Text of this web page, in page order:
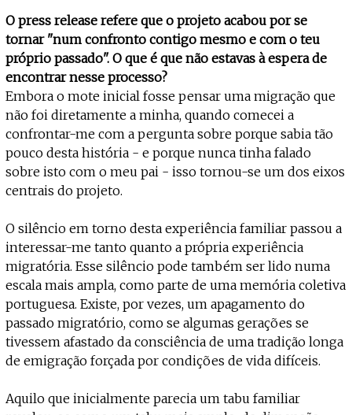
O press release refere que o projeto acabou por se
tornar "num confronto contigo mesmo e com o teu
próprio passado". O que é que não estavas à espera de
encontrar nesse processo?
Embora o mote inicial fosse pensar uma migração que
não foi diretamente a minha, quando comecei a
confrontar-me com a pergunta sobre porque sabia tão
pouco desta história - e porque nunca tinha falado
sobre isto com o meu pai - isso tornou-se um dos eixos
centrais do projeto.
O silêncio em torno desta experiência familiar passou a
interessar-me tanto quanto a própria experiência
migratória. Esse silêncio pode também ser lido numa
escala mais ampla, como parte de uma memória coletiva
portuguesa. Existe, por vezes, um apagamento do
passado migratório, como se algumas gerações se
tivessem afastado da consciência de uma tradição longa
de emigração forçada por condições de vida difíceis.
Aquilo que inicialmente parecia um tabu familiar